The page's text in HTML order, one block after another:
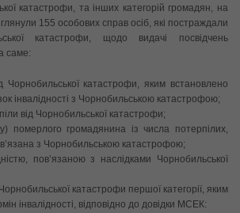
катастрофи, та інших категорій громадян, на
155 особових справ осіб, які постраждали
катастрофи, щодо видачі посвідчень
саме:
Чорнобильської катастрофи, яким встановлено
інвалідності з Чорнобильською катастрофою;
від Чорнобильської катастрофи;
померлого громадянина із числа потерпілих,
з Чорнобильською катастрофою;
пов’язаною з наслідками Чорнобильської
катастрофи першої категорії, яким
інвалідності, відповідно до довідки МСЕК: